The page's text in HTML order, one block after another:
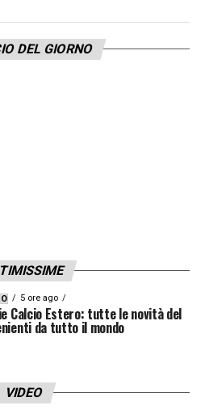
in Italia. Mi fa
qua».
DEL GIORNO
5 ore ago
Calcio Estero: tutte le novità del
da tutto il mondo
VIDEO